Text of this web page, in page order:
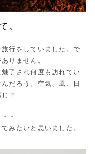
。
行をしていました。で
りません。
了され何度も訪れてい
だろう。空気、風、日
？
・
みたいと思いました。